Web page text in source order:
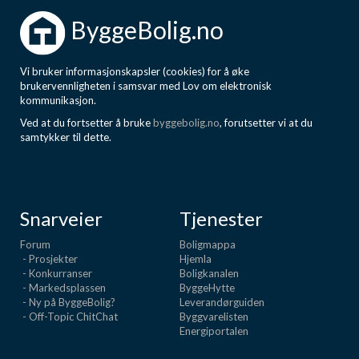
Boligmappa+
Få mer ut av Boligmappa
ByggeBolig.no
Vi bruker informasjonskapsler (cookies) for å øke
brukervennligheten i samsvar med Lov om elektronisk
kommunikasjon.
Ved at du fortsetter å brukebyggebolig.no, forutsetter vi at du
samtykker til dette.
Snarveier
Forum
- Prosjekter
- Konkurranser
- Markedsplassen
- Ny på ByggeBolig?
- Off-Topic ChitChat
Tjenester
Boligmappa
Hjemla
Boligkanalen
ByggeHytte
Leverandørguiden
Byggvarelisten
Energiportalen